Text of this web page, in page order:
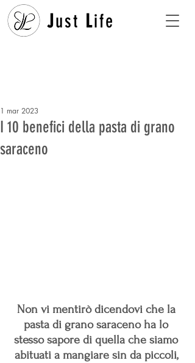
Just Life
I 10 benefici della pasta di grano
saraceno
1 mar 2023
Non vi mentirò dicendovi che la
pasta di grano saraceno ha lo
stesso sapore di quella che siamo
abituati a mangiare sin da piccoli,